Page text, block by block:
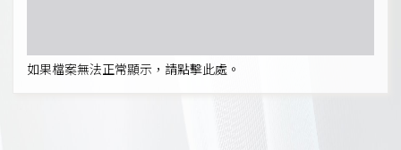
如果檔案無法正常顯示，請點擊此處。